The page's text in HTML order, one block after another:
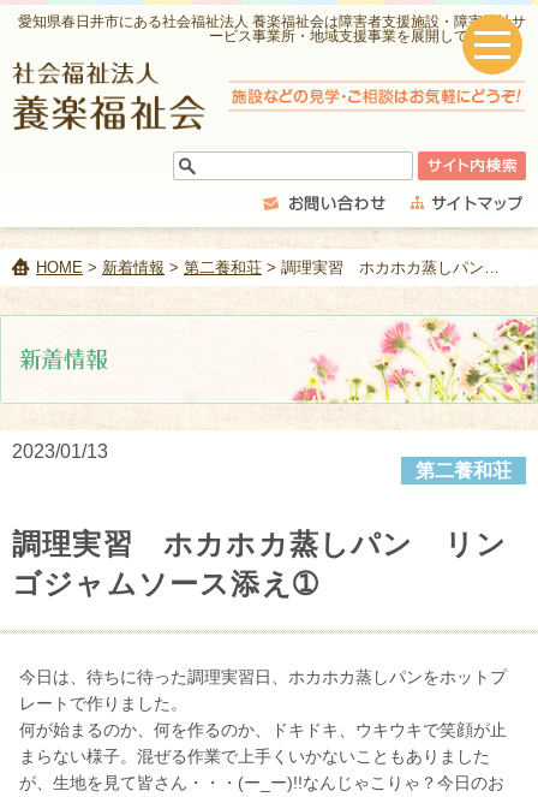
愛知県春日井市にある社会福祉法人 養楽福祉会は障害者支援施設・障害福祉サ
ービス事業所・地域支援事業を展開しています。
HOME > 新着情報 > 第二養和荘 > 調理実習 ホカホカ蒸しパン リンゴジャムソース添え➀
2023/01/13
第二養和荘
調理実習 ホカホカ蒸しパン リン
ゴジャムソース添え➀
今日は、待ちに待った調理実習日、ホカホカ蒸しパンをホットプ
レートで作りました。
何が始まるのか、何を作るのか、ドキドキ、ウキウキで笑顔が止
まらない様子。混ぜる作業で上手くいかないこともありました
が、生地を見て皆さん・・・(ー_ー)!!なんじゃこりゃ？今日のお